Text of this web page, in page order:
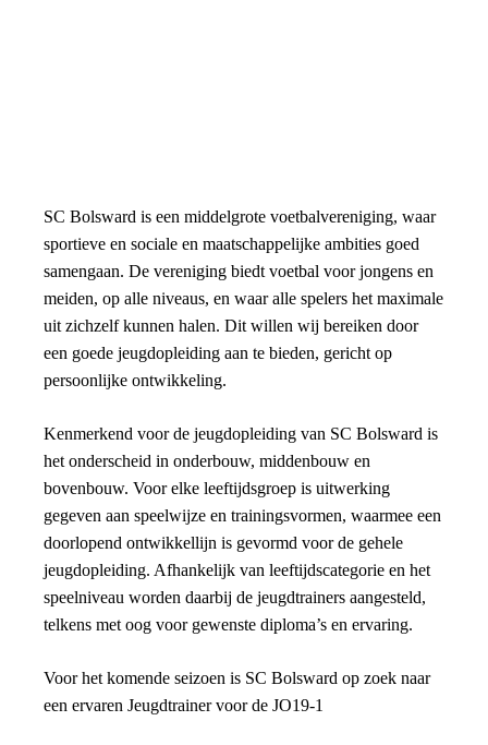
SC Bolsward is een middelgrote voetbalvereniging, waar
sportieve en sociale en maatschappelijke ambities goed
samengaan. De vereniging biedt voetbal voor jongens en
meiden, op alle niveaus, en waar alle spelers het maximale
uit zichzelf kunnen halen. Dit willen wij bereiken door
een goede jeugdopleiding aan te bieden, gericht op
persoonlijke ontwikkeling.
Kenmerkend voor de jeugdopleiding van SC Bolsward is
het onderscheid in onderbouw, middenbouw en
bovenbouw. Voor elke leeftijdsgroep is uitwerking
gegeven aan speelwijze en trainingsvormen, waarmee een
doorlopend ontwikkellijn is gevormd voor de gehele
jeugdopleiding. Afhankelijk van leeftijdscategorie en het
speelniveau worden daarbij de jeugdtrainers aangesteld,
telkens met oog voor gewenste diploma’s en ervaring.
Voor het komende seizoen is SC Bolsward op zoek naar
een ervaren Jeugdtrainer voor de JO19-1